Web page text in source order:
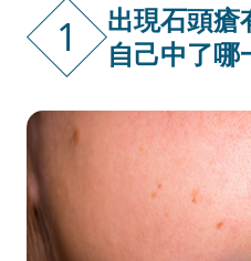
1
出現石頭瘡
自己中了哪